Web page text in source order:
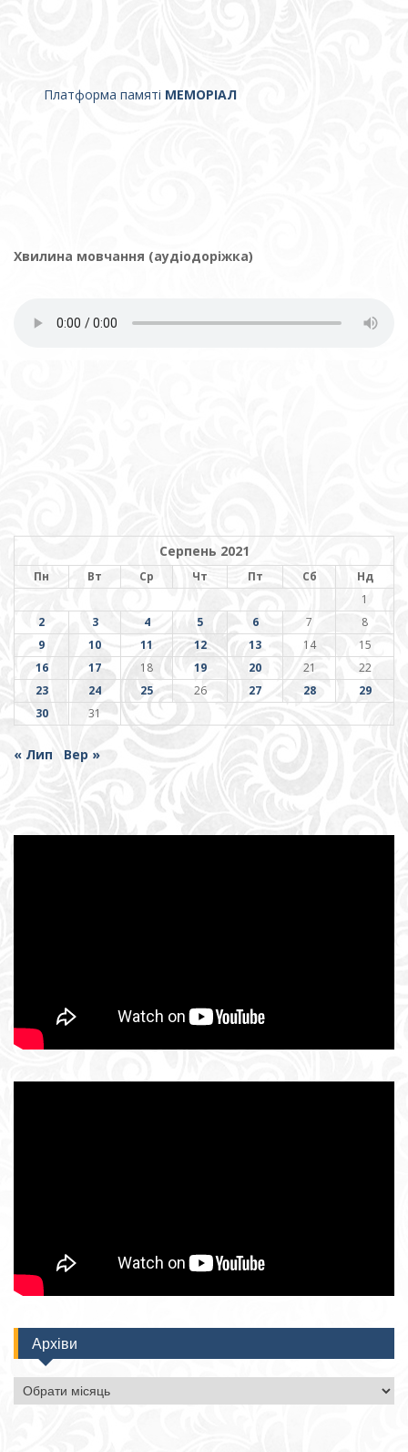
Платформа памяті МЕМОРІАЛ
Хвилина мовчання (аудіодоріжка)
Серпень 2021
Пн Вт Ср Чт Пт Сб
Нд
1
2
3 4 5 6 7
8
9
10 11 12 13 14
15
16
17 18 19 20 21
22
23
24 25 26 27 28
29
30
31
« Лип Вер »
Архіви
Архіви